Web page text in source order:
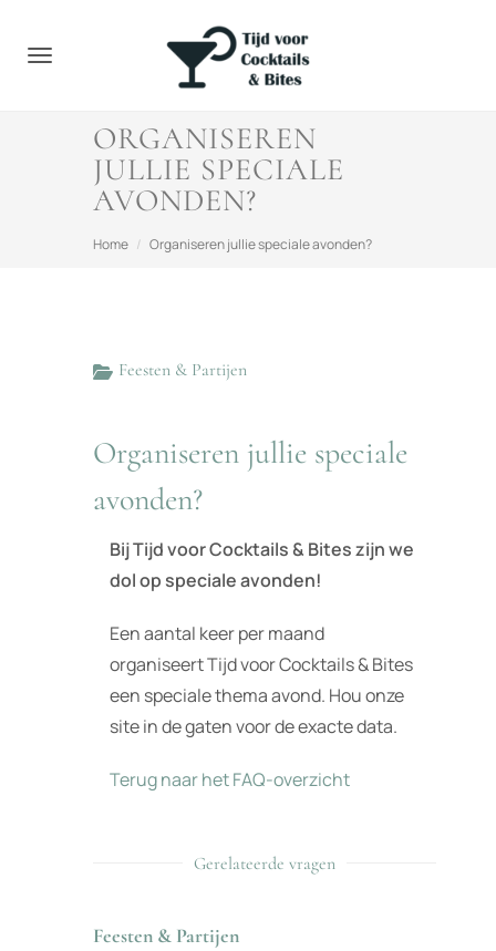
Toggle navigation
ORGANISEREN
JULLIE SPECIALE
AVONDEN?
Home Organiseren jullie speciale avonden?
Feesten & Partijen
Organiseren jullie speciale
avonden?
Bij Tijd voor Cocktails & Bites zijn we
dol op speciale avonden!
Een aantal keer per maand
organiseert Tijd voor Cocktails & Bites
een speciale thema avond. Hou onze
site in de gaten voor de exacte data.
Terug naar het FAQ-overzicht
Gerelateerde vragen
Feesten & Partijen